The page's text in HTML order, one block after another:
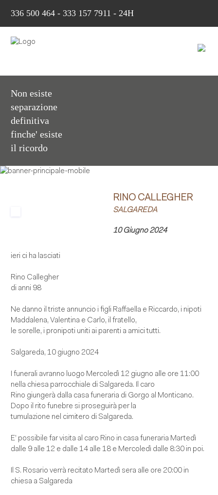
336 500 464 - 333 157 7911 - 24H
Non esiste
separazione
definitiva
finche' esiste
il ricordo
RINO CALLEGHER
SALGAREDA
10 Giugno 2024
ieri ci ha lasciati
Rino Callegher
di anni 98
Ne danno il triste annuncio i figli Raffaella e Riccardo, i nipoti
Maddalena, Valentina e Carlo, il fratello,
le sorelle, i pronipoti uniti ai parenti a amici tutti.
Salgareda, 10 giugno 2024
I funerali avranno luogo Mercoledì 12 giugno alle ore 11:00
nella chiesa parrocchiale di Salgareda. Il caro
Rino giungerà dalla casa funeraria di Gorgo al Monticano.
Dopo il rito funebre si proseguirà per la
tumulazione nel cimitero di Salgareda.
E’ possibile far visita al caro Rino in casa funeraria Martedì
dalle 9 alle 12 e dalle 14 alle 18 e Mercoledì dalle 8:30 in poi.
Il S. Rosario verrà recitato Martedì sera alle ore 20:00 in
chiesa a Salgareda